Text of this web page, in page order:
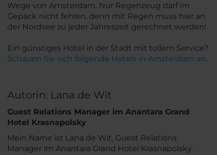
Wege von Amsterdam. Nur Regenzeug darf im
Gepäck nicht fehlen, denn mit Regen muss hier an
der Nordsee zu jeder Jahreszeit gerechnet werden!
Ein günstiges Hotel in der Stadt mit tollem Service?
Schauen Sie sich folgende Hotels in Amsterdam an.
Autorin: Lana de Wit
Guest Relations Manager im Anantara Grand
Hotel Krasnapolsky
Mein Name ist Lana de Wit, Guest Relations
Manager im Anantara Grand Hotel Krasnapolsky.